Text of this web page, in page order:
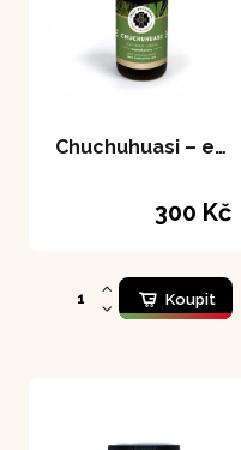
Chuchuhuasi – extrakt 50 ml
300 Kč
Koupit